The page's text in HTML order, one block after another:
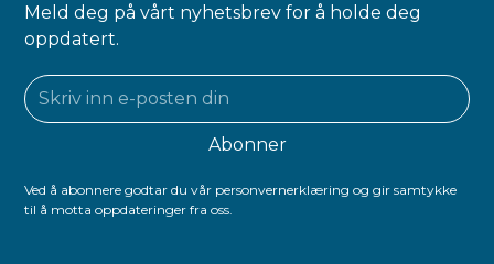
Meld deg på vårt nyhetsbrev for å holde deg
oppdatert.
Ved å abonnere godtar du vår personvernerklæring og gir samtykke
til å motta oppdateringer fra oss.